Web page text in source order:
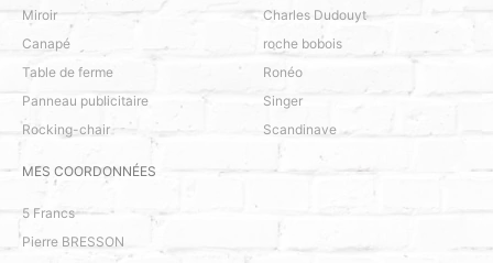
Miroir
Canapé
Table de ferme
Panneau publicitaire
Rocking-chair
Charles Dudouyt
roche bobois
Ronéo
Singer
Scandinave
MES COORDONNÉES
5 Francs
Pierre BRESSON